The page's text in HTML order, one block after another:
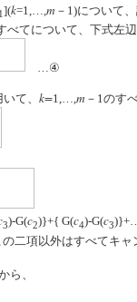
](k=1,…, m －1)について
べてについて、下式左
…④
て、 k=1,…,m －1のす
3)-G(c2)}+{ G(c4)-G(c3
二項以外はすべてキャ
ら、